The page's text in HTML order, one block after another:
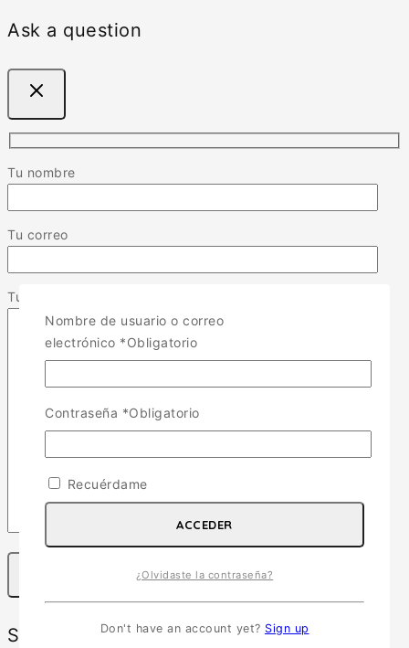
Ask a question
Tu nombre
Tu correo
Tu mensaje (opcional)
Share
Nombre de usuario o correo
electrónico *Obligatorio
Contraseña *Obligatorio
Recuérdame
ACCEDER
¿Olvidaste la contraseña?
Don't have an account yet? Sign up